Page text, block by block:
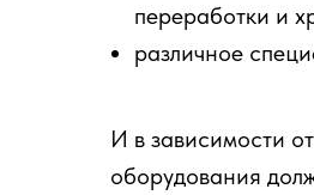
переработки и
различное
И в зависимости
оборудования